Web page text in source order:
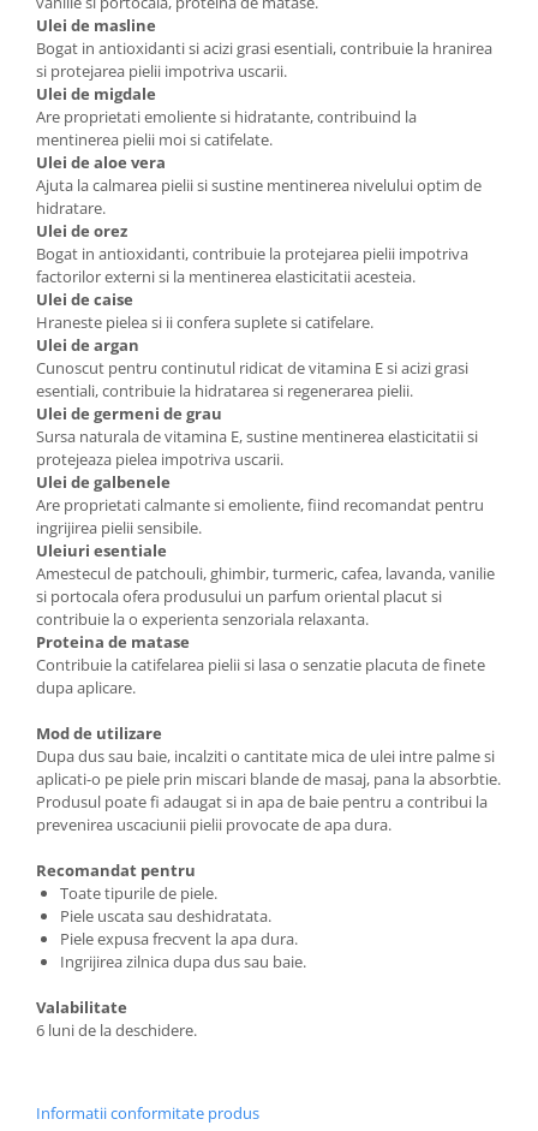
Ulei de masline
Bogat in antioxidanti si acizi grasi esentiali, contribuie la hranirea
si protejarea pielii impotriva uscarii.
Ulei de migdale
Are proprietati emoliente si hidratante, contribuind la
mentinerea pielii moi si catifelate.
Ulei de aloe vera
Ajuta la calmarea pielii si sustine mentinerea nivelului optim de
hidratare.
Ulei de orez
Bogat in antioxidanti, contribuie la protejarea pielii impotriva
factorilor externi si la mentinerea elasticitatii acesteia.
Ulei de caise
Hraneste pielea si ii confera suplete si catifelare.
Ulei de argan
Cunoscut pentru continutul ridicat de vitamina E si acizi grasi
esentiali, contribuie la hidratarea si regenerarea pielii.
Ulei de germeni de grau
Sursa naturala de vitamina E, sustine mentinerea elasticitatii si
protejeaza pielea impotriva uscarii.
Ulei de galbenele
Are proprietati calmante si emoliente, fiind recomandat pentru
ingrijirea pielii sensibile.
Uleiuri esentiale
Amestecul de patchouli, ghimbir, turmeric, cafea, lavanda, vanilie
si portocala ofera produsului un parfum oriental placut si
contribuie la o experienta senzoriala relaxanta.
Proteina de matase
Contribuie la catifelarea pielii si lasa o senzatie placuta de finete
dupa aplicare.
Mod de utilizare
Dupa dus sau baie, incalziti o cantitate mica de ulei intre palme si
aplicati-o pe piele prin miscari blande de masaj, pana la absorbtie.
Produsul poate fi adaugat si in apa de baie pentru a contribui la
prevenirea uscaciunii pielii provocate de apa dura.
Recomandat pentru
Toate tipurile de piele.
Piele uscata sau deshidratata.
Piele expusa frecvent la apa dura.
Ingrijirea zilnica dupa dus sau baie.
Valabilitate
6 luni de la deschidere.
Informatii conformitate produs